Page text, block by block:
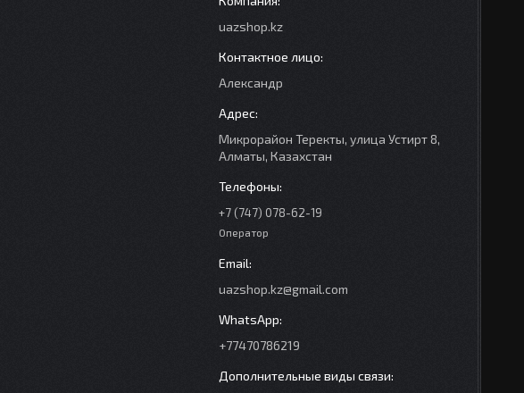
uazshop.kz
Александр
Микрорайон Теректы, улица Устирт 8,
Алматы, Казахстан
+7 (747) 078-62-19
Оператор
uazshop.kz@gmail.com
+77470786219